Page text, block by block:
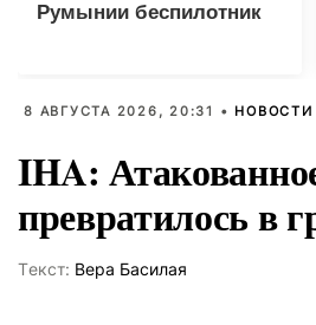
Румынии беспилотник
8 АВГУСТА 2026, 20:31 • НОВОСТИ
IHA:
превратилось в
Tекст: Вера Басилая